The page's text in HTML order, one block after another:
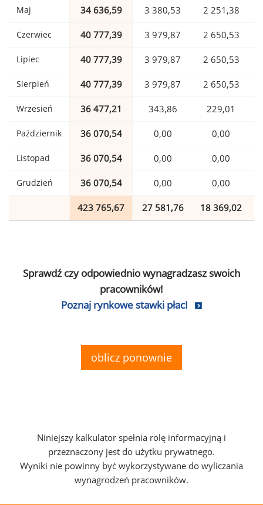
Maj 34 636,59 3 380,53 2 251,38
Czerwiec 40 777,39 3 979,87 2 650,53
Lipiec 40 777,39 3 979,87 2 650,53
Sierpień 40 777,39 3 979,87 2 650,53
Wrzesień 36 477,21 343,86 229,01
Październik 36 070,54 0,00 0,00
Listopad 36 070,54 0,00 0,00
Grudzień 36 070,54 0,00 0,00
423 765,67 27 581,76 18 369,02
Sprawdź czy odpowiednio wynagradzasz swoich
pracowników!
Poznaj rynkowe stawki płac!
oblicz ponownie
Niniejszy kalkulator spełnia rolę informacyjną i
przeznaczony jest do użytku prywatnego.
Wyniki nie powinny być wykorzystywane do wyliczania
wynagrodzeń pracowników.